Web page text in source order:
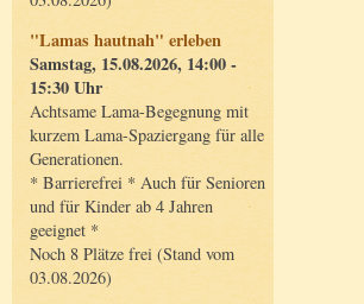
"Lamas hautnah" erleben
Samstag, 15.08.2026, 14:00 -
15:30 Uhr
Achtsame Lama-Begegnung mit
kurzem Lama-Spaziergang für alle
Generationen.
* Barrierefrei * Auch für Senioren
und für Kinder ab 4 Jahren
geeignet *
Noch 8 Plätze frei (Stand vom
03.08.2026)